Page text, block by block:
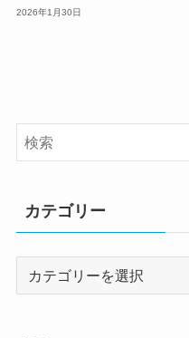
2026年1月30日
カテゴリー